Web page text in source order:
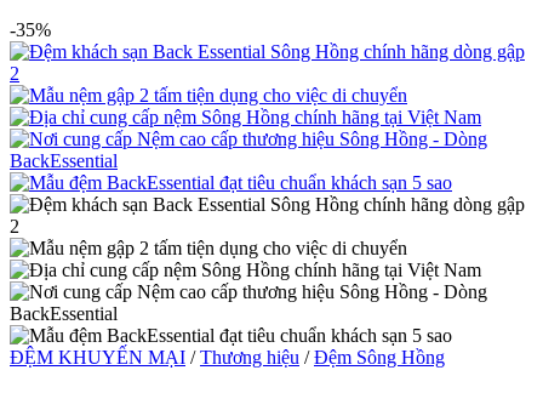
-35%
ĐỆM KHUYẾN MẠI / Thương hiệu / Đệm Sông Hồng